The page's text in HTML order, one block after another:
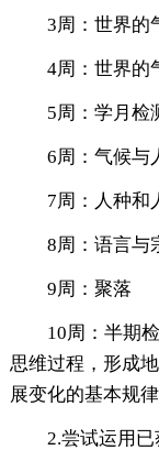
3周：世界的
4周：世界的
5周：学月检
6周：气候与
7周：人种和
8周：语言与
9周：聚落
10周：半期
思维过程，形成
展变化的基本规律
2.尝试运用